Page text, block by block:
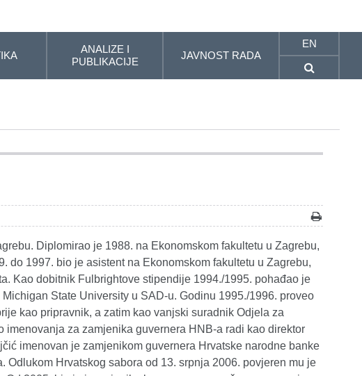
ANALIZE I
PUBLIKACIJE
JAVNOST RADA
EN
Diplomirao je 1988. na Ekonomskom fakultetu u Zagrebu,
do 1997. bio je asistent na Ekonomskom fakultetu u Zagrebu,
Kao dobitnik Fulbrightove stipendije 1994./1995. pohađao je
State University u SAD-u. Godinu 1995./1996. proveo
kao pripravnik, a zatim kao vanjski suradnik Odjela za
imenovanja za zamjenika guvernera HNB-a radi kao direktor
imenovan je zamjenikom guvernera Hrvatske narodne banke
Hrvatskog sabora od 13. srpnja 2006. povjeren mu je